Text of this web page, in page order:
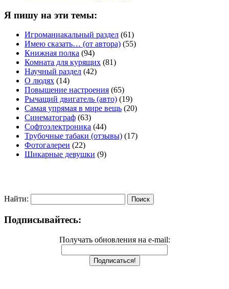
Я пишу на эти темы:
Игроманиакальный раздел (61)
Имею сказать… (от автора) (55)
Книжная полка (94)
Комната для курящих (81)
Научный раздел (42)
О людях (14)
Повышение настроения (65)
Рычащий двигатель (авто) (19)
Самая упрямая в мире вещь (20)
Синематограф (63)
Софтоэлектроника (44)
Трубочные табаки (отзывы) (17)
Фотогалереи (22)
Шикарные девушки (9)
Найти:
Подписывайтесь:
Получать обновления на e-mail: